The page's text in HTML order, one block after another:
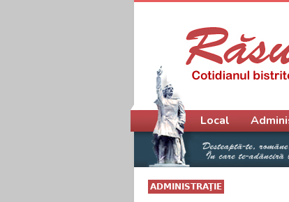
ADMINISTRAŢIE
Meniu principal
Local